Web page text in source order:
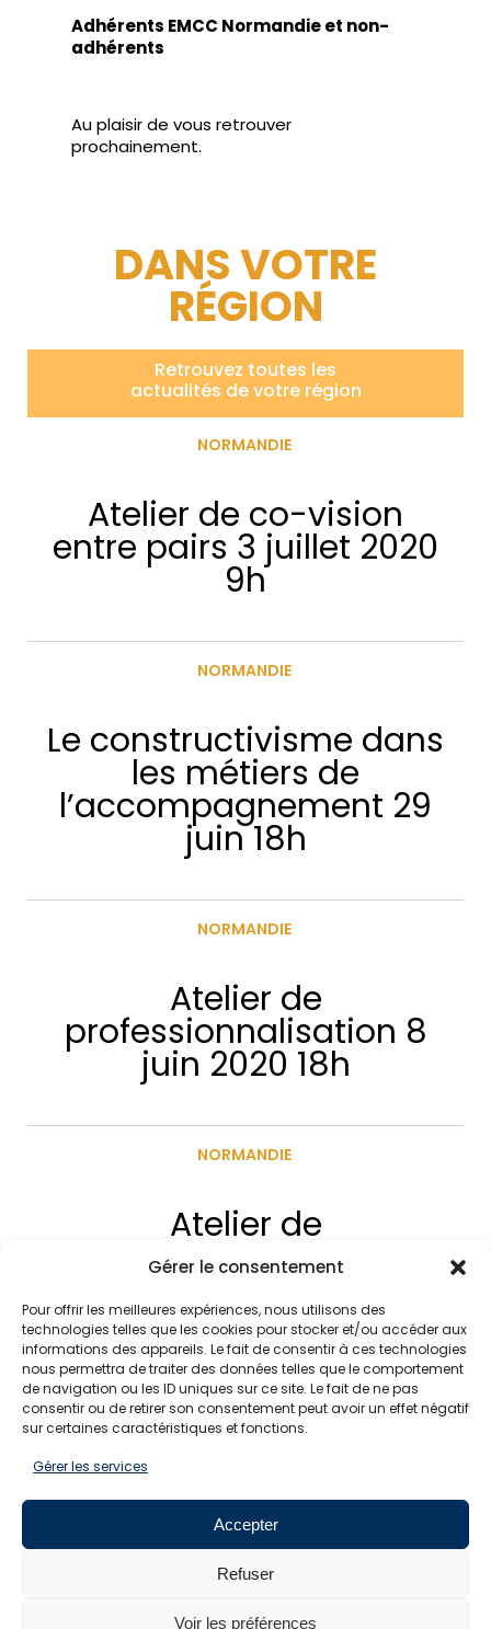
Gérer le consentement
Pour offrir les meilleures expériences, nous utilisons des
technologies telles que les cookies pour stocker et/ou accéder aux
informations des appareils. Le fait de consentir à ces technologies
nous permettra de traiter des données telles que le comportement
de navigation ou les ID uniques sur ce site. Le fait de ne pas
consentir ou de retirer son consentement peut avoir un effet négatif
sur certaines caractéristiques et fonctions.
Gérer les services
Accepter
Refuser
Voir les préférences
Adhérents EMCC Normandie et non-
adhérents
Au plaisir de vous retrouver
prochainement.
DANS VOTRE
RÉGION
Retrouvez toutes les
actualités de votre région
NORMANDIE
Atelier de co-vision
entre pairs 3 juillet 2020
9h
NORMANDIE
Le constructivisme dans
les métiers de
l’accompagnement 29
juin 18h
NORMANDIE
Atelier de
professionnalisation 8
juin 2020 18h
NORMANDIE
Atelier de
professionnalisation 18
SUIVEZ-NOUS